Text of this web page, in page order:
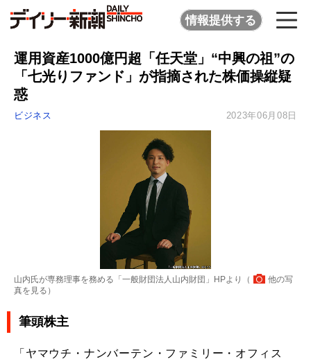
情報提供する
運用資産1000億円超「任天堂」“中興の祖”の
「七光りファンド」が指摘された株価操縦疑
惑
ビジネス 2023年06月08日
山内氏が専務理事を務める「一般財団法人山内財団」HPより（
他の写
真を見る ）
筆頭株主
「ヤマウチ・ナンバーテン・ファミリー・オフィス